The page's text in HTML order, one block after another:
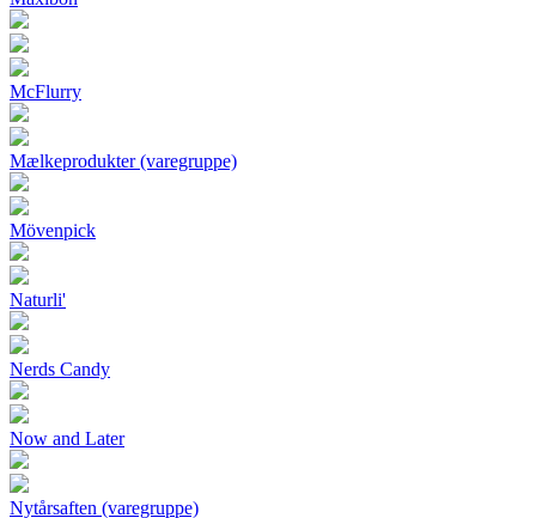
McFlurry
Mælkeprodukter (varegruppe)
Mövenpick
Naturli'
Nerds Candy
Now and Later
Nytårsaften (varegruppe)